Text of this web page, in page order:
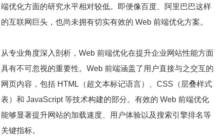
端优化方面的研究水平相对较低。即便像百度、阿里巴巴这样
的互联网巨头，也尚未拥有切实有效的 Web 前端优化方案。
从专业角度深入剖析，Web 前端优化在提升企业网站性能方面
具有不可忽视的重要性。Web 前端涵盖了用户直接与之交互的
网页内容，包括 HTML（超文本标记语言）、CSS（层叠样式
表）和 JavaScript 等技术构建的部分。有效的 Web 前端优化
能够显著提升网站的加载速度、用户体验以及搜索引擎排名等
关键指标。